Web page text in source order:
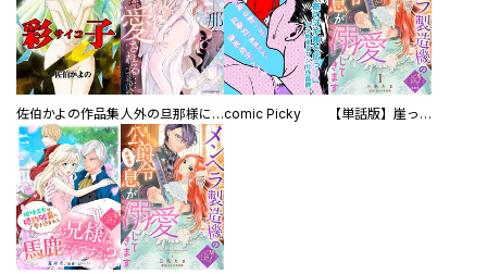
佐伯かよの作品集 人外の旦那様に娶られ毎晩ナカまで愛される…。アンソロジーcomic Picky 【単話版】崖っぷち令嬢ですが、意地と策略で幸せになります！シリーズ